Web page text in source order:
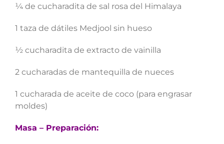
¼ de cucharadita de sal rosa del Himalaya
1 taza de dátiles Medjool sin hueso
½ cucharadita de extracto de vainilla
2 cucharadas de mantequilla de nueces
1 cucharada de aceite de coco (para engrasar
moldes)
Masa – Preparación: